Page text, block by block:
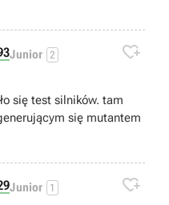
Junior 2 
się test silników. tam
się mutantem
Junior 1 